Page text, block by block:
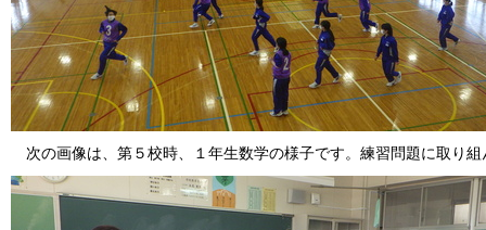
次の画像は、第５校時、１年生数学の様子です。練習問題に取り組